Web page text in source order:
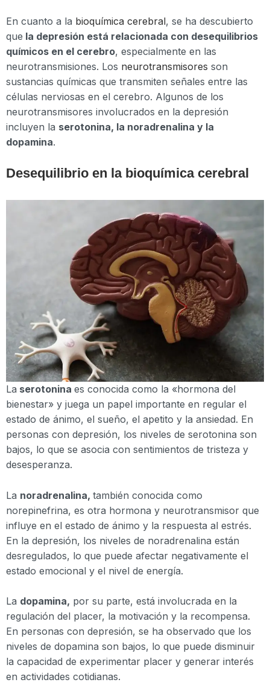
En cuanto a la bioquímica cerebral, se ha descubierto
que la depresión está relacionada con desequilibrios
químicos en el cerebro, especialmente en las
neurotransmisiones. Los neurotransmisores son
sustancias químicas que transmiten señales entre las
células nerviosas en el cerebro. Algunos de los
neurotransmisores involucrados en la depresión
incluyen la serotonina, la noradrenalina y la
dopamina.
Desequilibrio en la bioquímica cerebral
La serotonina es conocida como la «hormona del
bienestar» y juega un papel importante en regular el
estado de ánimo, el sueño, el apetito y la ansiedad. En
personas con depresión, los niveles de serotonina son
bajos, lo que se asocia con sentimientos de tristeza y
desesperanza.
La noradrenalina, también conocida como
norepinefrina, es otra hormona y neurotransmisor que
influye en el estado de ánimo y la respuesta al estrés.
En la depresión, los niveles de noradrenalina están
desregulados, lo que puede afectar negativamente el
estado emocional y el nivel de energía.
La dopamina, por su parte, está involucrada en la
regulación del placer, la motivación y la recompensa.
En personas con depresión, se ha observado que los
niveles de dopamina son bajos, lo que puede disminuir
la capacidad de experimentar placer y generar interés
en actividades cotidianas.